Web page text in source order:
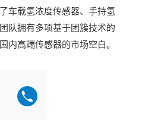
车载氢浓度传感器、手持氢
队拥有多项基于团簇技术的
内高端传感器的市场空白。